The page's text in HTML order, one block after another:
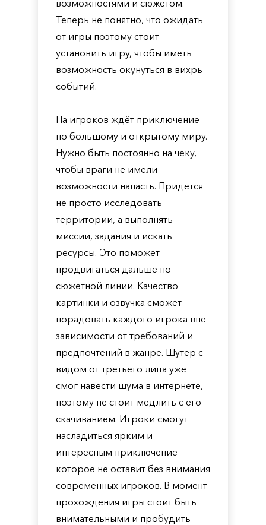
возможностями и сюжетом.
Теперь не понятно, что ожидать
от игры поэтому стоит
установить игру, чтобы иметь
возможность окунуться в вихрь
событий.
На игроков ждёт приключение
по большому и открытому миру.
Нужно быть постоянно на чеку,
чтобы враги не имели
возможности напасть. Придется
не просто исследовать
территории, а выполнять
миссии, задания и искать
ресурсы. Это поможет
продвигаться дальше по
сюжетной линии. Качество
картинки и озвучка сможет
порадовать каждого игрока вне
зависимости от требований и
предпочтений в жанре. Шутер с
видом от третьего лица уже
смог навести шума в интернете,
поэтому не стоит медлить с его
скачиванием. Игроки смогут
насладиться ярким и
интересным приключение
которое не оставит без внимания
современных игроков. В момент
прохождения игры стоит быть
внимательными и пробудить